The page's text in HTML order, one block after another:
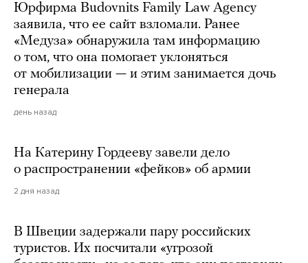
Юрфирма Budovnits Family Law Agency
заявила, что ее сайт взломали. Ранее
«Медуза» обнаружила там информацию
о том, что она помогает уклоняться
от мобилизации — и этим занимается дочь
генерала
день назад
На Катерину Гордееву завели дело
о распространении «фейков» об армии
2 дня назад
В Швеции задержали пару российских
туристов. Их посчитали «угрозой